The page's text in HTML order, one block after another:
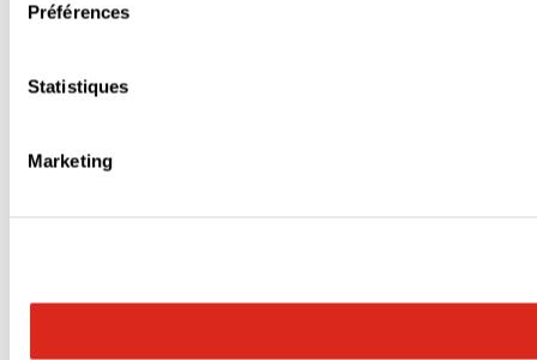
Préférences
Statistiques
Marketing